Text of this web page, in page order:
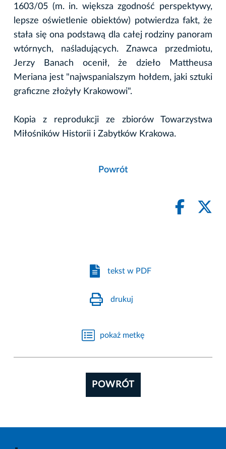
1603/05 (m. in. większa zgodność perspektywy,
lepsze oświetlenie obiektów) potwierdza fakt, że
stała się ona podstawą dla całej rodziny panoram
wtórnych, naśladujących. Znawca przedmiotu,
Jerzy Banach ocenił, że dzieło Mattheusa
Meriana jest "najwspanialszym hołdem, jaki sztuki
graficzne złożyły Krakowowi".
Kopia z reprodukcji ze zbiorów Towarzystwa
Miłośników Historii i Zabytków Krakowa.
Powrót
tekst w PDF
drukuj
pokaż metkę
POWRÓT